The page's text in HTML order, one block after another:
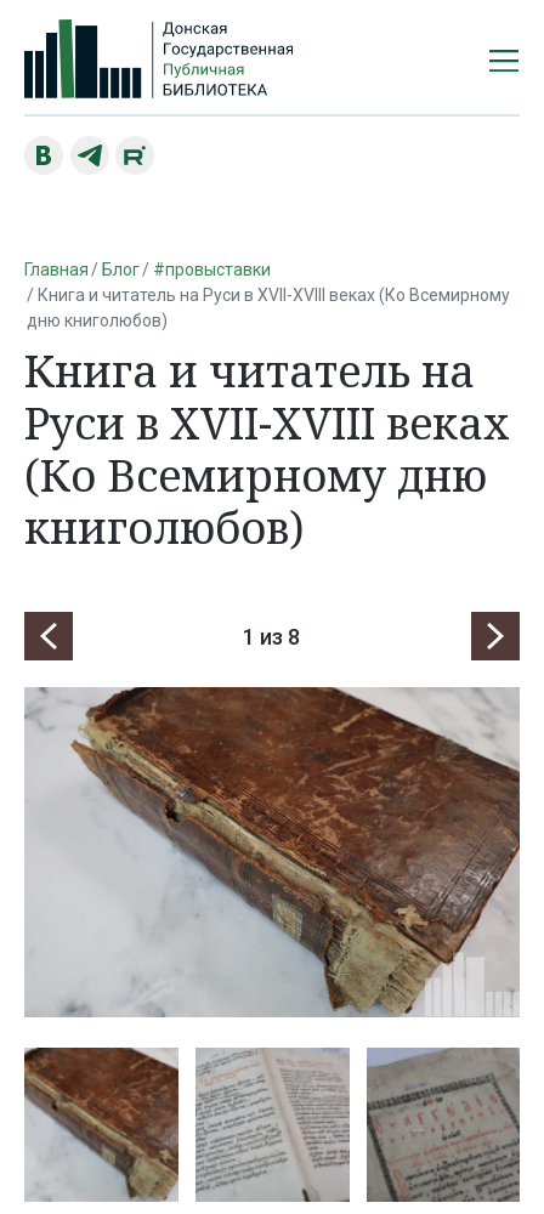
Главная Блог
#провыставки
Книга и читатель на Руси в XVII-XVIII веках (Ко Всемирному
дню книголюбов)
Книга и читатель на
Руси в XVII-XVIII веках
(Ко Всемирному дню
книголюбов)
1 из 8